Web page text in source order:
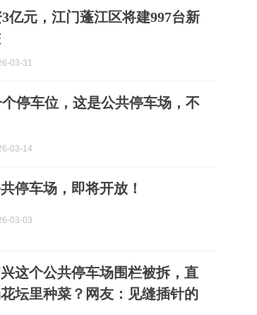
亿元，江门蓬江区将建997台新
03-31
停车位，这是公共停车场，不
03-14
停车场，即将开放！
03-03
这个公共停车场围栏被拆，直
坛里种菜？网友：见缝插针的